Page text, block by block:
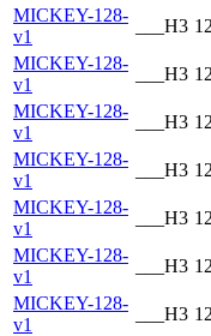
MICKEY-128-
v1
___H3
MICKEY-128-
v1
___H3
MICKEY-128-
v1
___H3
MICKEY-128-
v1
___H3
MICKEY-128-
v1
___H3
MICKEY-128-
v1
___H3
MICKEY-128-
v1
___H3